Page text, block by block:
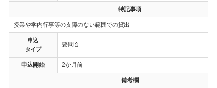
特記事項
授業や学内行事等の支障のない範囲での貸出
申込
タイプ
要問合
申込開始 2か月前
備考欄